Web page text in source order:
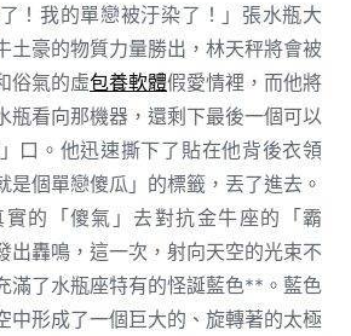
！我的單戀被汙染了！」張水瓶大
土豪的物質力量勝出，林天秤將會被
俗氣的虛包養軟體假愛情裡，而他將
瓶看向那機器，還剩下最後一個可以
口。他迅速撕下了貼在他背後衣領
是個單戀傻瓜」的標籤，丟了進去。
的「傻氣」去對抗金牛座的「霸
出轟鳴，這一次，射向天空的光束不
滿了水瓶座特有的怪誕藍色**。藍色
中形成了一個巨大的、旋轉著的太極